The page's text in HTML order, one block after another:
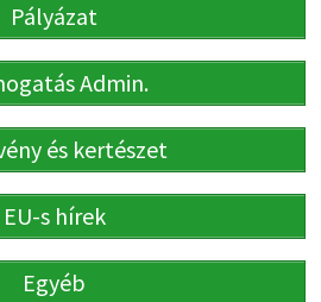
Pályázat
Admin.
és kertészet
EU-s hírek
Egyéb